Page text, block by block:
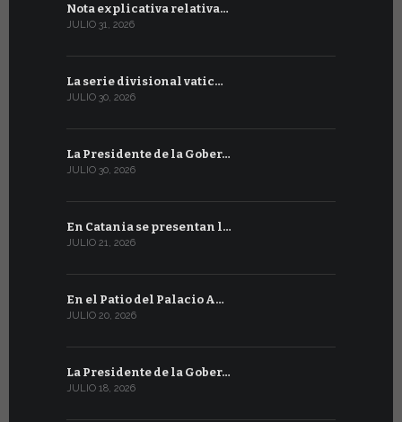
Nota explicativa relativa…
JULIO 31, 2026
La serie divisional vatic…
JULIO 30, 2026
La Presidente de la Gober…
JULIO 30, 2026
En Catania se presentan l…
JULIO 21, 2026
En el Patio del Palacio A…
JULIO 20, 2026
La Presidente de la Gober…
JULIO 18, 2026